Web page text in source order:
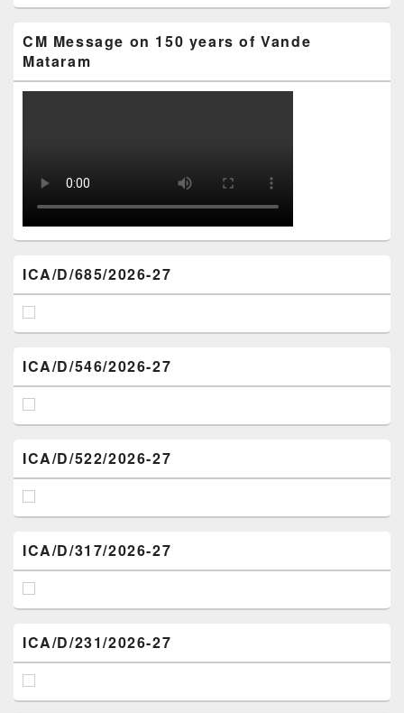
CM Message on 150 years of Vande
Mataram
ICA/D/685/2026-27
ICA/D/546/2026-27
ICA/D/522/2026-27
ICA/D/317/2026-27
ICA/D/231/2026-27